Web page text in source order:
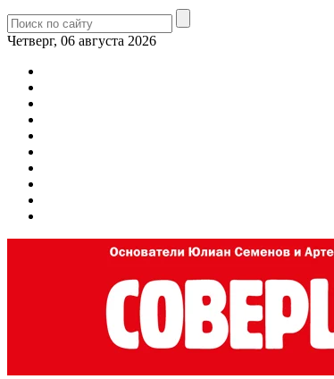
Четверг, 06 августа 2026